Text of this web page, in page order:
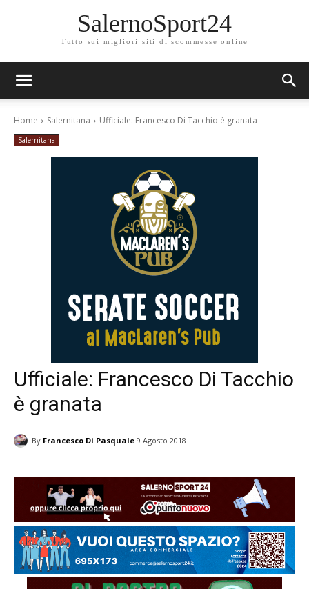
SalernoSport24
Tutto sui migliori siti di scommesse online
Home Salernitana Ufficiale: Francesco Di Tacchio è granata
Salernitana
Ufficiale: Francesco Di Tacchio
è granata
By Francesco Di Pasquale 9 Agosto 2018